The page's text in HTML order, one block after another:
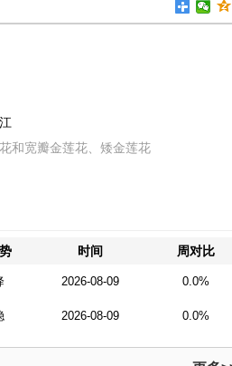
和宽瓣金莲花、矮金莲花
时间 周对比
2026-08-09 0.0%
2026-08-09 0.0%